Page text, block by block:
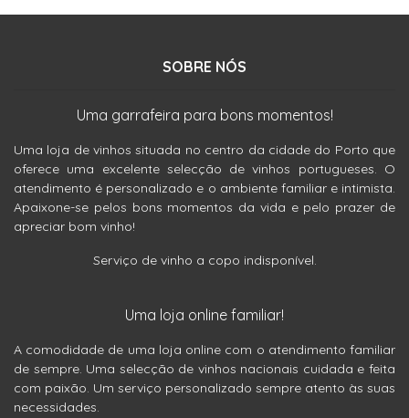
SOBRE NÓS
Uma garrafeira para bons momentos!
Uma loja de vinhos situada no centro da cidade do Porto que
oferece uma excelente selecção de vinhos portugueses. O
atendimento é personalizado e o ambiente familiar e intimista.
Apaixone-se pelos bons momentos da vida e pelo prazer de
apreciar bom vinho!
Serviço de vinho a copo indisponível.
Uma loja online familiar!
A comodidade de uma loja online com o atendimento familiar
de sempre. Uma selecção de vinhos nacionais cuidada e feita
com paixão. Um serviço personalizado sempre atento às suas
necessidades.